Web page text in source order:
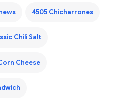
4505 Chicharrones
Chili Salt
Cheese